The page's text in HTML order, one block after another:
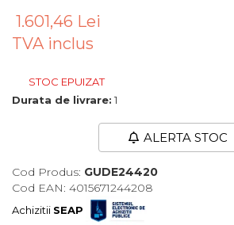
Organizatoare
imbracaminte si incaltaminte
Accesorii
Jucarii
Microscoape
Rafturi
Baterii & Acumulatori
1.601,46 Lei
TVA inclus
STOC EPUIZAT
Durata de livrare: 1
ALERTA STOC
Cod Produs: GUDE24420
Cod EAN: 4015671244208
Achizitii SEAP